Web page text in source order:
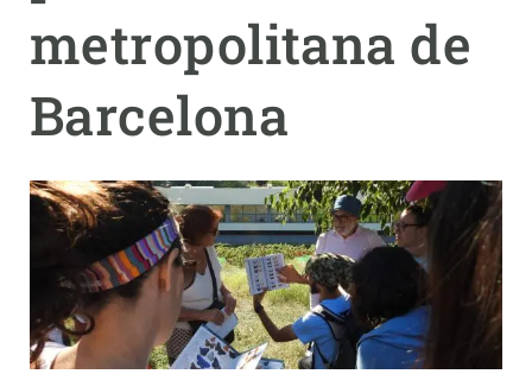
metropolitana de
Barcelona